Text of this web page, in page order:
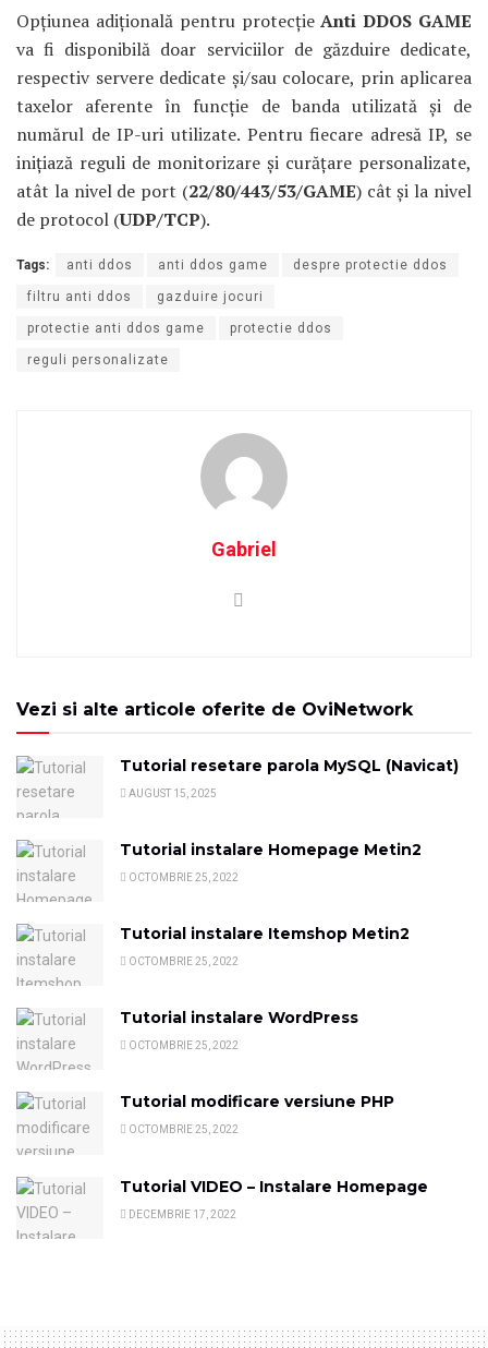
Opțiunea adițională pentru protecțieAnti DDOS GAME
va fi disponibilă doar serviciilor de găzduire dedicate,
respectiv servere dedicate și/sau colocare, prin aplicarea
taxelor aferente în funcție de banda utilizată și de
numărul de IP-uri utilizate. Pentru fiecare adresă IP, se
inițiază reguli de monitorizare și curățare personalizate,
atât la nivel de port (22/80/443/53/GAME) cât și la nivel
de protocol (UDP/TCP).
Tags: anti ddos anti ddos game despre protectie ddos
filtru anti ddos gazduire jocuri
protectie anti ddos game protectie ddos
reguli personalizate
Gabriel
Vezi si alte articole oferite de OviNetwork
Tutorial resetare parola MySQL (Navicat)
AUGUST 15, 2025
Tutorial instalare Homepage Metin2
OCTOMBRIE 25, 2022
Tutorial instalare Itemshop Metin2
OCTOMBRIE 25, 2022
Tutorial instalare WordPress
OCTOMBRIE 25, 2022
Tutorial modificare versiune PHP
OCTOMBRIE 25, 2022
Tutorial VIDEO – Instalare Homepage
DECEMBRIE 17, 2022